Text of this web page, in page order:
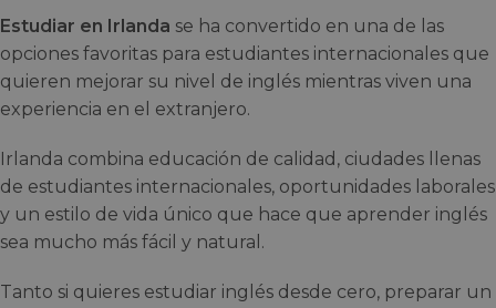
Estudiar en Irlanda se ha convertido en una de las
opciones favoritas para estudiantes internacionales que
quieren mejorar su nivel de inglés mientras viven una
experiencia en el extranjero.
Irlanda combina educación de calidad, ciudades llenas
de estudiantes internacionales, oportunidades laborales
y un estilo de vida único que hace que aprender inglés
sea mucho más fácil y natural.
Tanto si quieres estudiar inglés desde cero, preparar un